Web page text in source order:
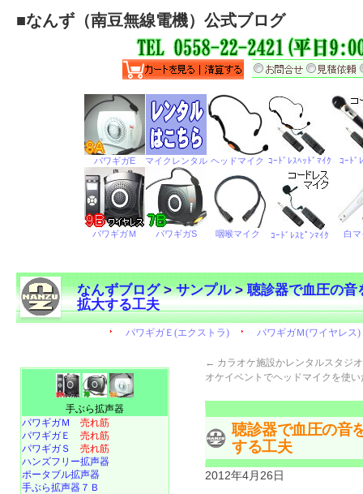
■なんず（南豆無線電機）公式ブログ
なんずブログ>サンプル>聴診器で血圧の音
拡大する工夫
← カラオケ施設かレンタルスタジ
オケイベントでヘッドマイクを使い
聴診器で血圧の音
する工夫
2012年4月26日
手ぶら拡声器
パワギガＭ 売れ筋
パワギガＥ 売れ筋
パワギガＳ 売れ筋
ハンズフリー拡声器
ポータブル拡声器
手ぶら拡声器７Ｂ